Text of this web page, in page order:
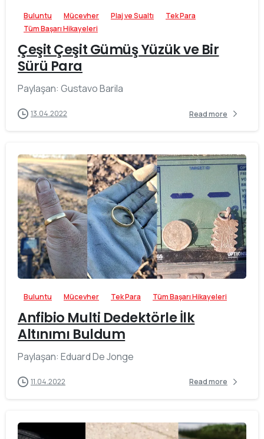
Buluntu Mücevher Plaj ve Sualtı
Tek Para
Tüm Başarı Hikayeleri
Çeşit Çeşit Gümüş Yüzük ve Bir
Sürü Para
Paylaşan: Gustavo Barila
13.04.2022 Read more
-
Buluntu Mücevher Tek Para Tüm Başarı Hikayeleri
Anfibio Multi Dedektörle İlk
Altınımı Buldum
Paylaşan: Eduard De Jonge
11.04.2022 Read more